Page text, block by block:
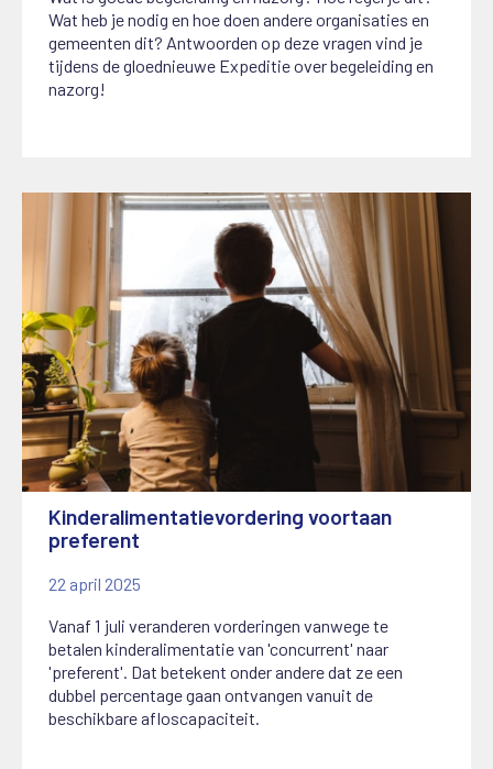
Wat heb je nodig en hoe doen andere organisaties en
gemeenten dit? Antwoorden op deze vragen vind je
tijdens de gloednieuwe Expeditie over begeleiding en
nazorg!
Kinderalimentatievordering voortaan
preferent
22 april 2025
Vanaf 1 juli veranderen vorderingen vanwege te
betalen kinderalimentatie van 'concurrent' naar
'preferent'. Dat betekent onder andere dat ze een
dubbel percentage gaan ontvangen vanuit de
beschikbare afloscapaciteit.